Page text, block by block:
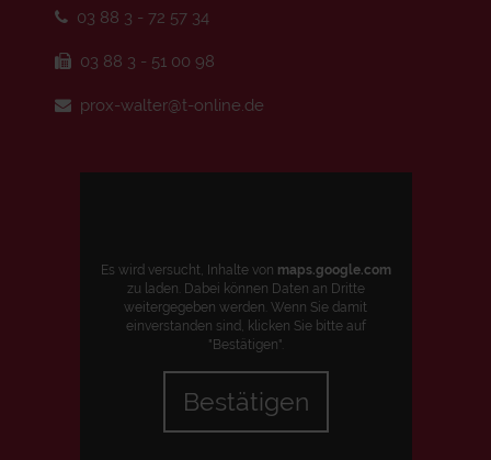
03 88 3 - 72 57 34
03 88 3 - 51 00 98
prox-walter@t-online.de
Es wird versucht, Inhalte von maps.google.com
zu laden. Dabei können Daten an Dritte
weitergegeben werden. Wenn Sie damit
einverstanden sind, klicken Sie bitte auf
"Bestätigen".
Bestätigen